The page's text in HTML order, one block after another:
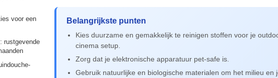
voor een
rustgevende
Belangrijkste punten
Kies duurzame en gemakkelijk te reinigen stoffen voor je
cinema setup.
Zorg dat je elektronische apparatuur pet-safe is.
Gebruik natuurlijke en biologische materialen om het milieu en